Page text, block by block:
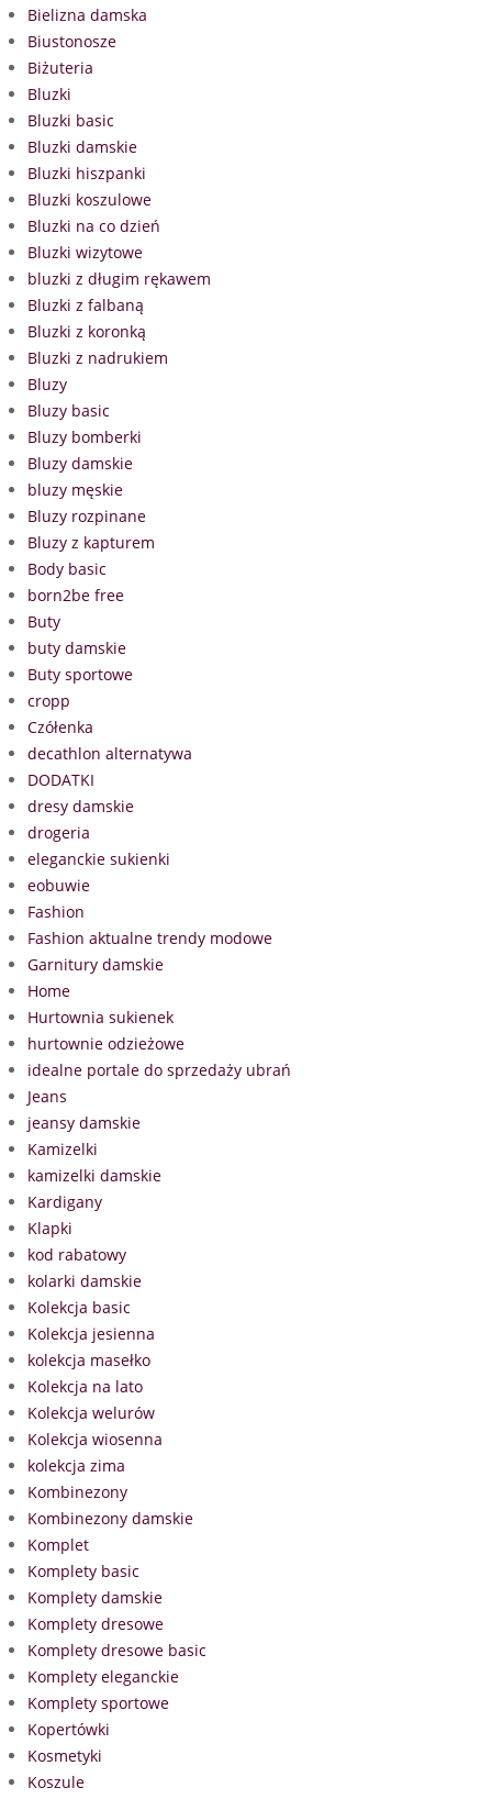
Bielizna damska
Biustonosze
Biżuteria
Bluzki
Bluzki basic
Bluzki damskie
Bluzki hiszpanki
Bluzki koszulowe
Bluzki na co dzień
Bluzki wizytowe
bluzki z długim rękawem
Bluzki z falbaną
Bluzki z koronką
Bluzki z nadrukiem
Bluzy
Bluzy basic
Bluzy bomberki
Bluzy damskie
bluzy męskie
Bluzy rozpinane
Bluzy z kapturem
Body basic
born2be free
Buty
buty damskie
Buty sportowe
cropp
Czółenka
decathlon alternatywa
DODATKI
dresy damskie
drogeria
eleganckie sukienki
eobuwie
Fashion
Fashion aktualne trendy modowe
Garnitury damskie
Home
Hurtownia sukienek
hurtownie odzieżowe
idealne portale do sprzedaży ubrań
Jeans
jeansy damskie
Kamizelki
kamizelki damskie
Kardigany
Klapki
kod rabatowy
kolarki damskie
Kolekcja basic
Kolekcja jesienna
kolekcja masełko
Kolekcja na lato
Kolekcja welurów
Kolekcja wiosenna
kolekcja zima
Kombinezony
Kombinezony damskie
Komplet
Komplety basic
Komplety damskie
Komplety dresowe
Komplety dresowe basic
Komplety eleganckie
Komplety sportowe
Kopertówki
Kosmetyki
Koszule